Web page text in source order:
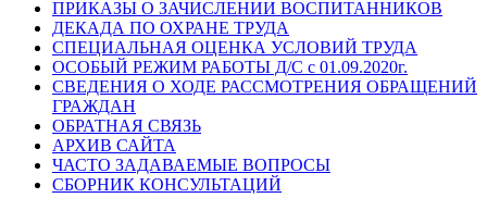
ПРИКАЗЫ О ЗАЧИСЛЕНИИ ВОСПИТАННИКОВ
ДЕКАДА ПО ОХРАНЕ ТРУДА
СПЕЦИАЛЬНАЯ ОЦЕНКА УСЛОВИЙ ТРУДА
ОСОБЫЙ РЕЖИМ РАБОТЫ Д/С с 01.09.2020г.
СВЕДЕНИЯ О ХОДЕ РАССМОТРЕНИЯ ОБРАЩЕНИЙ
ГРАЖДАН
ОБРАТНАЯ СВЯЗЬ
АРХИВ САЙТА
ЧАСТО ЗАДАВАЕМЫЕ ВОПРОСЫ
СБОРНИК КОНСУЛЬТАЦИЙ